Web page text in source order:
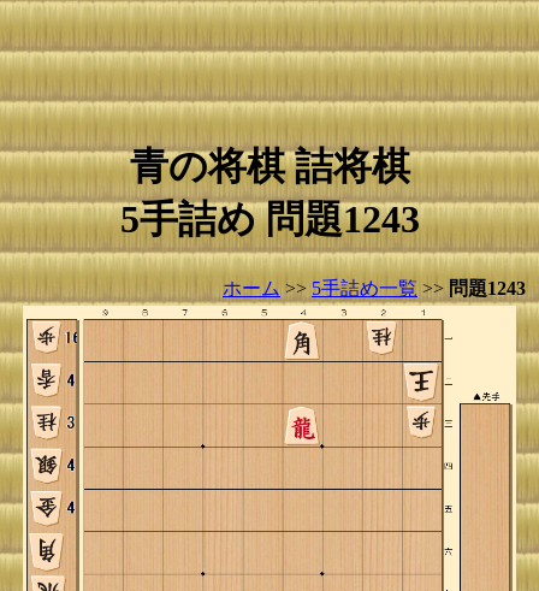
青の将棋 詰将棋
5手詰め 問題1243
ホーム >> 5手詰め一覧 >> 問題1243